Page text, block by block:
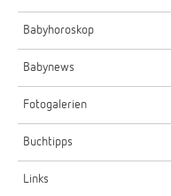
Babyhoroskop
Babynews
Fotogalerien
Buchtipps
Links